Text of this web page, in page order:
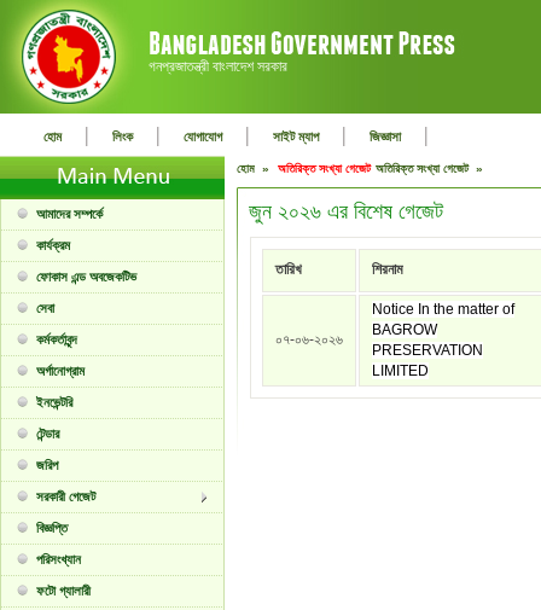
গনপ্রজাতন্ত্রী বাংলাদেশ সরকার
হোম | লিংক | যোগাযোগ | সাইট ম্যাপ | জিজ্ঞাসা |
আমাদের সম্পর্কে
কার্যক্রম
ফোকাস এন্ড অবজেকটিভ
সেবা
কর্মকর্তাবৃন্দ
অর্গানোগ্রাম
ইনভেন্টরি
টেন্ডার
জরিপ
সরকারী গেজেট
বিজ্ঞপ্তি
পরিসংখ্যান
ফটো গ্যালারী
হোম » অতিরিক্ত সংখ্যা গেজেট অতিরিক্ত সংখ্যা গেজেট »
জুন ২০২৬ এর বিশেষ গেজেট
তারিখ শিরনাম
০৭-০৬-২০২৬
Notice In the matter of
BAGROW
PRESERVATION
LIMITED